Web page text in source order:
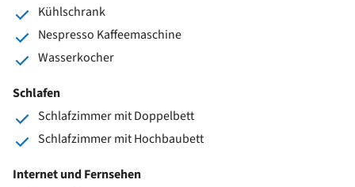
Kühlschrank
Nespresso Kaffeemaschine
Wasserkocher
Schlafen
Schlafzimmer mit Doppelbett
Schlafzimmer mit Hochbaubett
Internet und Fernsehen